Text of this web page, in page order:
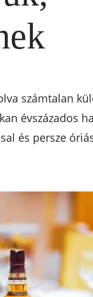
számtalan
évszázados
és persze